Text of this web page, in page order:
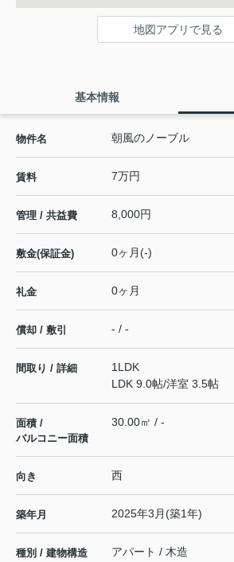
地図アプリで見る
基本情報
物件名 朝風のノーブル
賃料 7万円
管理 / 共益費 8,000円
敷金(保証金) 0ヶ月(-)
礼金 0ヶ月
償却 / 敷引 - / -
間取り / 詳細
1LDK
LDK 9.0帖/洋室 3.5帖
面積 /
バルコニー面積
30.00㎡ / -
向き 西
築年月 2025年3月(築1年)
種別 / 建物構造 アパート / 木造